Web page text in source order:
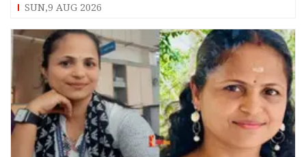
SUN,9 AUG 2026